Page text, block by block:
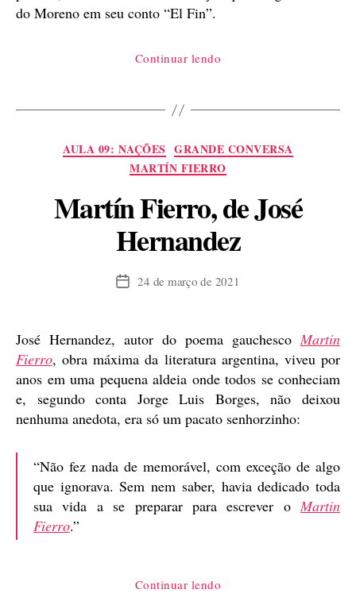
do Moreno em seu conto “El Fin”.
Continuar lendo
do
Fierro”
Categorias
AULA 09: NAÇÕES GRANDE CONVERSA
MARTÍN FIERRO
Martín Fierro, de José
Hernandez
Data24 de março de 2021
José Hernandez, autor do poema gauchesco Martin
Fierro, obra máxima da literatura argentina, viveu por
anos em uma pequena aldeia onde todos se conheciam
e, segundo conta Jorge Luis Borges, não deixou
nenhuma anedota, era só um pacato senhorzinho:
“Não fez nada de memorável, com exceção de algo
que ignorava. Sem nem saber, havia dedicado toda
sua vida a se preparar para escrever o Martin
Fierro.”
Continuar lendo